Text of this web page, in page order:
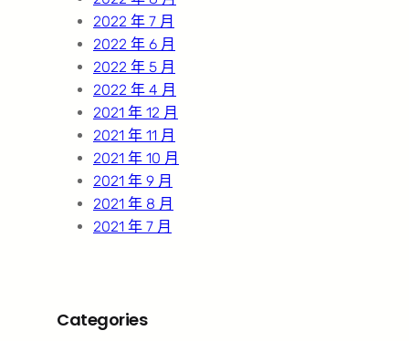
2022 年 7 月
2022 年 6 月
2022 年 5 月
2022 年 4 月
2021 年 12 月
2021 年 11 月
2021 年 10 月
2021 年 9 月
2021 年 8 月
2021 年 7 月
Categories